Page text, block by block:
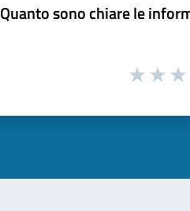
Quanto sono chiare le